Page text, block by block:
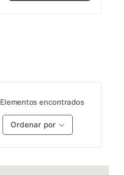
Elementos encontrados
Ordenar por